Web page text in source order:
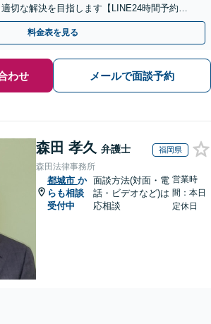
切な解決を目指します【LINE24時間予約受
】
料金表を見る
わせ メールで面談予約
森田 孝久 弁護士 福岡県
森田法律事務所
都城市 か
らも相談
受付中
面談方法(対面・電
話・ビデオなど)は
応相談
営業時
間：本日
定休日